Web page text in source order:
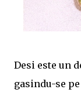
Desi este un
gasindu-se